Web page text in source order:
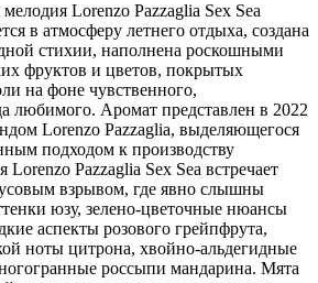
Lorenzo Pazzaglia Sex Sea
в атмосферу летнего отдыха, создана
стихии, наполнена роскошными
фруктов и цветов, покрытых
на фоне чувственного,
любимого. Аромат представлен в 2022
Lorenzo Pazzaglia, выделяющегося
подходом к производству
Pazzaglia Sex Sea встречает
взрывом, где явно слышны
юзу, зелено-цветочные нюансы
аспекты розового грейпфрута,
ноты цитрона, хвойно-альдегидные
россыпи мандарина. Мята